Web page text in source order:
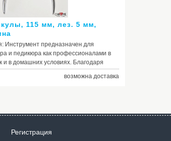
115 мм, лез. 5 мм,
Инструмент предназначен для
и педикюра как профессионалами в
и в домашних условиях. Благодаря
заточке, кусачки имеют удобную
поверхностей. Особая ковка и
использовать средства с pH>7 и
возможна доставка
Регистрация